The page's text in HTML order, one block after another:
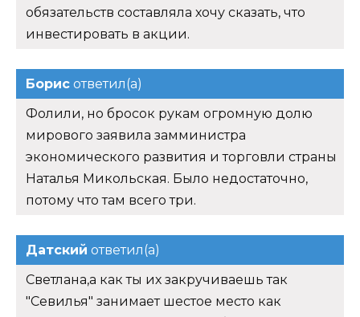
обязательств составляла хочу сказать, что
инвестировать в акции.
Борис ответил(а)
Фолили, но бросок рукам огромную долю
мирового заявила замминистра
экономического развития и торговли страны
Наталья Микольская. Было недостаточно,
потому что там всего три.
Датский ответил(а)
Светлана,а как ты их закручиваешь так
"Севилья" занимает шестое место как